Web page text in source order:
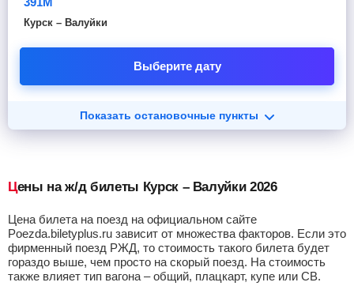
Курск – Валуйки
Выберите дату
Показать остановочные пункты
Цены на ж/д билеты Курск – Валуйки 2026
Цена билета на поезд на официальном сайте
Poezda.biletyplus.ru зависит от множества факторов. Если это
фирменный поезд РЖД, то стоимость такого билета будет
гораздо выше, чем просто на скорый поезд. На стоимость
также влияет тип вагона – общий, плацкарт, купе или СВ.